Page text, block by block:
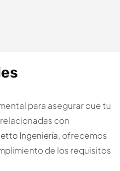
para asegurar que tu
con
Ingeniería, ofrecemos
de los requisitos